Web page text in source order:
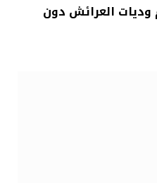
العرائش دون